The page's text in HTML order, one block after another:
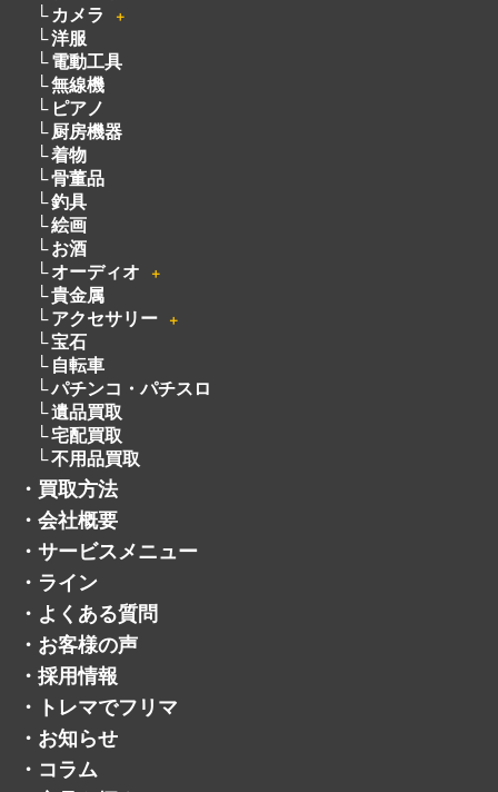
厨房機器
着物
骨董品
釣具
絵画
お酒
オーディオ
貴金属
アクセサリー
宝石
自転車
パチンコ・パチスロ
遺品買取
宅配買取
不用品買取
買取方法
会社概要
サービスメニュー
ライン
・ よくある質問
・ お客様の声
・ 採用情報
・ トレマでフリマ
・ お知らせ
・ コラム
・ 商品を探す
・ プライバシーポリシー
・ お問い合わせ
・ サイトマップ